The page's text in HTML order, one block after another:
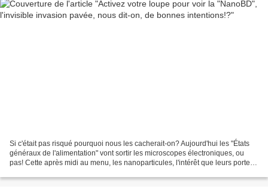
Si c'était pas risqué pourquoi nous les cacherait-on? Aujourd'hui les "États
généraux de l'alimentation" vont sortir les microscopes électroniques, ou
pas! Cette après midi au menu, les nanoparticules, l'intérêt que leurs portent